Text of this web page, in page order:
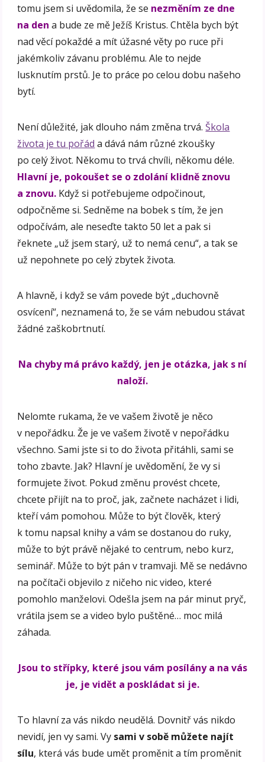
tomu jsem si uvědomila, že se nezměním ze dne
na den a bude ze mě Ježíš Kristus. Chtěla bych být
nad věcí pokaždé a mít úžasné věty po ruce při
jakémkoliv závanu problému. Ale to nejde
lusknutím prstů. Je to práce po celou dobu našeho
bytí.
Není důležité, jak dlouho nám změna trvá. Škola
života je tu pořád a dává nám různé zkoušky
po celý život. Někomu to trvá chvíli, někomu déle.
Hlavní je, pokoušet se o zdolání klidně znovu
a znovu. Když si potřebujeme odpočinout,
odpočněme si. Sedněme na bobek s tím, že jen
odpočívám, ale neseďte takto 50 let a pak si
řeknete „už jsem starý, už to nemá cenu“, a tak se
už nepohnete po celý zbytek života.
A hlavně, i když se vám povede být „duchovně
osvícení“, neznamená to, že se vám nebudou stávat
žádné zaškobrtnutí.
Na chyby má právo každý, jen je otázka, jak s ní
naloží.
Nelomte rukama, že ve vašem životě je něco
v nepořádku. Že je ve vašem životě v nepořádku
všechno. Sami jste si to do života přitáhli, sami se
toho zbavte. Jak? Hlavní je uvědomění, že vy si
formujete život. Pokud změnu provést chcete,
chcete přijít na to proč, jak, začnete nacházet i lidi,
kteří vám pomohou. Může to být člověk, který
k tomu napsal knihy a vám se dostanou do ruky,
může to být právě nějaké to centrum, nebo kurz,
seminář. Může to být pán v tramvaji. Mě se nedávno
na počítači objevilo z ničeho nic video, které
pomohlo manželovi. Odešla jsem na pár minut pryč,
vrátila jsem se a video bylo puštěné… moc milá
záhada.
Jsou to střípky, které jsou vám posílány a na vás
je, je vidět a poskládat si je.
To hlavní za vás nikdo neudělá. Dovnitř vás nikdo
nevidí, jen vy sami. Vy sami v sobě můžete najít
sílu, která vás bude umět proměnit a tím proměnit